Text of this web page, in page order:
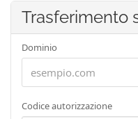
Trasferimento
Dominio
Codice autorizzazione